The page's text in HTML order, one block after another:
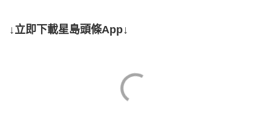
↓立即下載星島頭條App↓